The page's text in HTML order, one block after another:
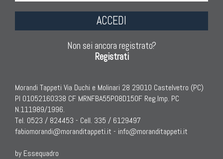
ACCEDI
Non sei ancora registrato?
Registrati
Morandi Tappeti Via Duchi e Molinari 28 29010 Castelvetro (PC)
PI 01052160338 CF MRNFBA55P08D150F Reg.Imp. PC
N.111989/1996.
Tel. 0523 / 824453 - Cell. 335 / 6129497
fabiomorandi@moranditappeti.it - info@moranditappeti.it
by Essequadro